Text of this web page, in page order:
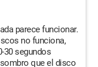
parece funcionar.
no funciona,
30 segundos
que el disco